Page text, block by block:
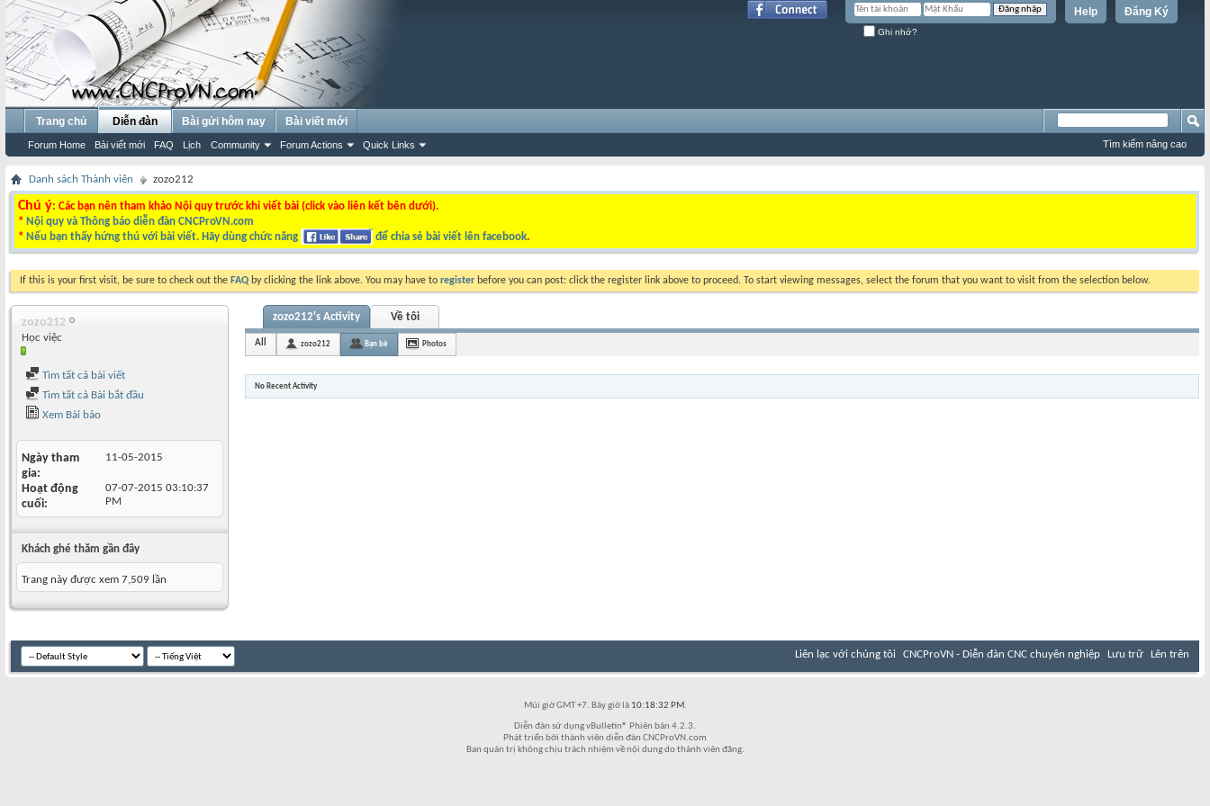
Đăng Ký
Help
Ghi nhớ?
Trang chủ Diễn đàn
Forum Home Bài viết mới FAQ Lịch Community Forum Actions Quick Links
Bài gửi hôm nay Bài viết mới
Tìm kiếm nâng cao
Danh sách Thành viên zozo212
Chú ý: Các bạn nên tham khảo Nội quy trước khi viết bài (click vào liên kết bên dưới).
* Nội quy và Thông báo diễn đàn CNCProVN.com
* Nếu bạn thấy hứng thú với bài viết. Hãy dùng chức năng để chia sẻ bài viết lên facebook.
If this is your first visit, be sure to check out the FAQ by clicking the link above. You may have to register before you can post: click the register link above to proceed. To start viewing messages, select the forum that you want to visit from the selection below.
zozo212
Học việc
Tìm tất cả bài viết
Tìm tất cả Bài bắt đầu
Xem Bài báo
Ngày tham
gia
11-05-2015
Hoạt động
cuối
07-07-2015 03:10:37
PM
Khách ghé thăm gần đây
Trang này được xem 7,509 lần
zozo212's Activity Về tôi
All zozo212 Bạn bè Photos
No Recent Activity
Liên lạc với chúng tôi CNCProVN - Diễn đàn CNC chuyên nghiệp Lưu trữ Lên trên
Múi giờ GMT +7. Bây giờ là 10:18:32 PM.
Diễn đàn sử dụng vBulletin® Phiên bản 4.2.3.
Phát triển bởi thành viên diễn đàn CNCProVN.com
Ban quản trị không chịu trách nhiệm về nội dung do thành viên đăng.